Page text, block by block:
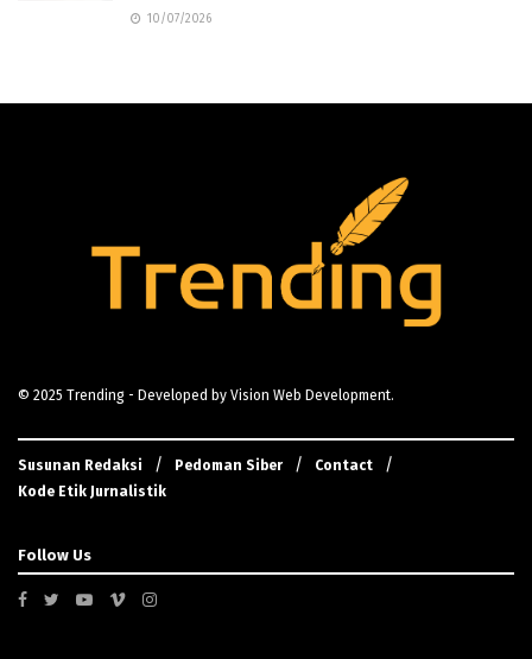
10/07/2026
© 2025 Trending - Developed by Vision Web Development.
Susunan Redaksi Pedoman Siber
Contact
Kode Etik Jurnalistik
Follow Us